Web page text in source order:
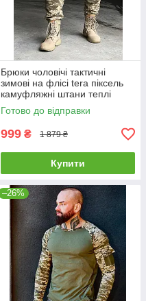
Брюки чоловічі тактичні
зимові на флісі tera піксель
камуфляжні штани теплі
демісезонні армійські
Готово до відправки
999 ₴ 1 879 ₴
Купити
–26%